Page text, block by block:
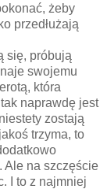
żeby
przedłużają
się, próbują
swojemu
która
naprawdę jest
zostają
trzyma, to
Ale na szczęście
I to z najmniej